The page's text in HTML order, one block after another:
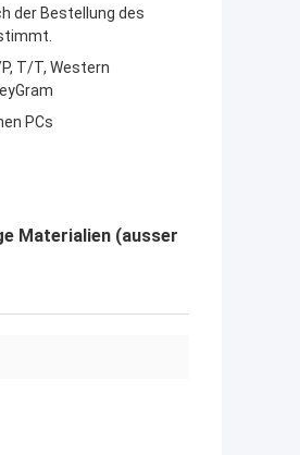
der Bestellung des
P, T/T, Western
PCs
Materialien (ausser